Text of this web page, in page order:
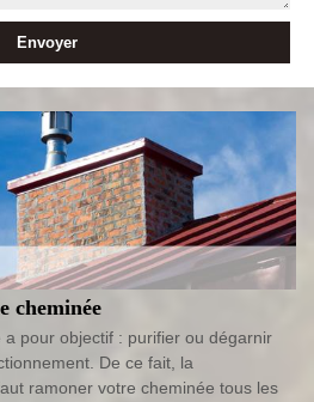
cheminée
a pour objectif : purifier ou dégarnir
De ce fait, la
ramoner votre cheminée tous les